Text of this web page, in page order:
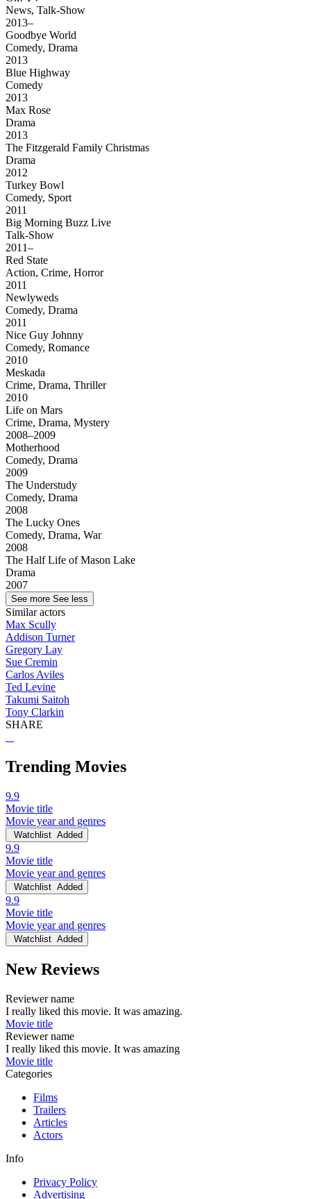
News, Talk-Show
2013–
Goodbye World
Comedy, Drama
2013
Blue Highway
Comedy
2013
Max Rose
Drama
2013
The Fitzgerald Family Christmas
Drama
2012
Turkey Bowl
Comedy, Sport
2011
Big Morning Buzz Live
Talk-Show
2011–
Red State
Action, Crime, Horror
2011
Newlyweds
Comedy, Drama
2011
Nice Guy Johnny
Comedy, Romance
2010
Meskada
Crime, Drama, Thriller
2010
Life on Mars
Crime, Drama, Mystery
2008–2009
Motherhood
Comedy, Drama
2009
The Understudy
Comedy, Drama
2008
The Lucky Ones
Comedy, Drama, War
2008
The Half Life of Mason Lake
Drama
2007
See more See less
Similar actors
Max Scully
Addison Turner
Gregory Lay
Sue Cremin
Carlos Aviles
Ted Levine
Takumi Saitoh
Tony Clarkin
SHARE
Trending Movies
9.9
Movie title
Movie year and genres
Watchlist Added
9.9
Movie title
Movie year and genres
Watchlist Added
9.9
Movie title
Movie year and genres
Watchlist Added
New Reviews
Reviewer name
I really liked this movie. It was amazing.
Movie title
Reviewer name
I really liked this movie. It was amazing
Movie title
Categories
Films
Trailers
Articles
Actors
Info
Privacy Policy
Advertising